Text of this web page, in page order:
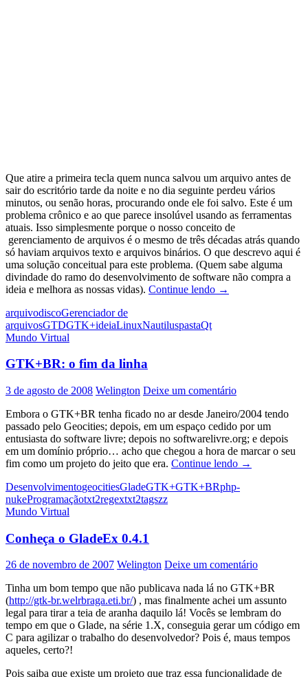
Que atire a primeira tecla quem nunca salvou um arquivo antes de
sair do escritório tarde da noite e no dia seguinte perdeu vários
minutos, ou senão horas, procurando onde ele foi salvo. Este é um
problema crônico e ao que parece insolúvel usando as ferramentas
atuais. Isso simplesmente porque o nosso conceito de
gerenciamento de arquivos é o mesmo de três décadas atrás quando
só haviam arquivos texto e arquivos binários. O que descrevo aqui é
uma solução conceitual para este problema. (Quem sabe alguma
divindade do ramo do desenvolvimento de software não compra a
ideia e melhora as nossas vidas). Continue lendo Organizando
→
arquivodiscoGerenciador de
arquivosGTDGTK+ideiaLinuxNautiluspastaQt
Mundo Virtual
GTK+BR: o fim da linha
3 de agosto de 2008 Welington Deixe um comentário
Embora o GTK+BR tenha ficado no ar desde Janeiro/2004 tendo
passado pelo Geocities; depois, em um espaço cedido por um
entusiasta do software livre; depois no softwarelivre.org; e depois
em um domínio próprio… acho que chegou a hora de marcar o seu
fim como um projeto do jeito que era. Continue lendo GTK+BR:
→
DesenvolvimentogeocitiesGladeGTK+GTK+BRphp-
nukeProgramaçãotxt2regextxt2tagszz
Mundo Virtual
Conheça o GladeEx 0.4.1
26 de novembro de 2007 Welington Deixe um comentário
Tinha um bom tempo que não publicava nada lá no GTK+BR
(http://gtk-br.welrbraga.eti.br/) , mas finalmente achei um assunto
legal para tirar a teia de aranha daquilo lá! Vocês se lembram do
tempo em que o Glade, na série 1.X, conseguia gerar um código em
C para agilizar o trabalho do desenvolvedor? Pois é, maus tempos
aqueles, certo?!
Pois saiba que existe um projeto que traz essa funcionalidade de